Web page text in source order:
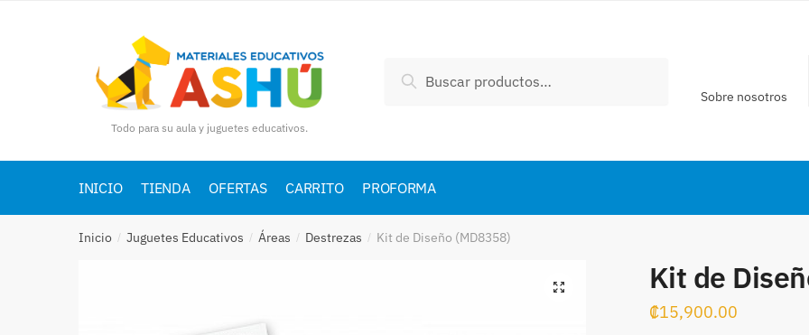
Todo para su aula y juguetes educativos.
por:
Buscar
Sobre nosotros
INICIO TIENDA OFERTAS CARRITO PROFORMA
Inicio / Juguetes Educativos / Áreas / Destrezas / Kit de Diseño (MD8358)
Kit de
₡15,900.00